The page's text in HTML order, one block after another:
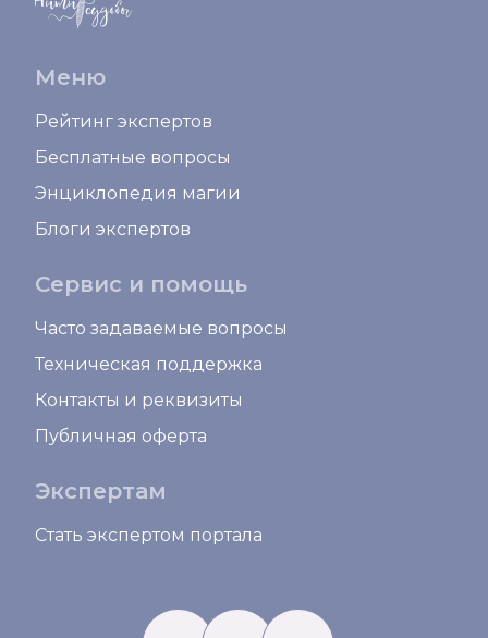
Меню
Рейтинг экспертов
Бесплатные вопросы
Энциклопедия магии
Блоги экспертов
Сервис и помощь
Часто задаваемые вопросы
Техническая поддержка
Контакты и реквизиты
Публичная оферта
Экспертам
Стать экспертом портала